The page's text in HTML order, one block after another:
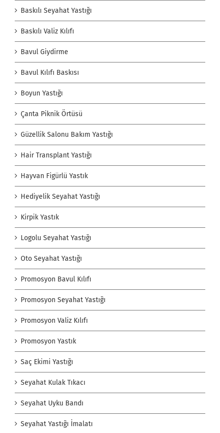
Baskılı Seyahat Yastığı
Baskılı Valiz Kılıfı
Bavul Giydirme
Bavul Kılıfı Baskısı
Boyun Yastığı
Çanta Piknik Örtüsü
Güzellik Salonu Bakım Yastığı
Hair Transplant Yastığı
Hayvan Figürlü Yastık
Hediyelik Seyahat Yastığı
Kirpik Yastık
Logolu Seyahat Yastığı
Oto Seyahat Yastığı
Promosyon Bavul Kılıfı
Promosyon Seyahat Yastığı
Promosyon Valiz Kılıfı
Promosyon Yastık
Saç Ekimi Yastığı
Seyahat Kulak Tıkacı
Seyahat Uyku Bandı
Seyahat Yastığı İmalatı